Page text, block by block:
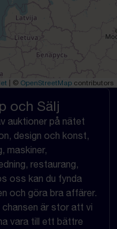
| © OpenStreetMap contributors
och Sälj
auktioner på nätet
design och konst,
maskiner,
restaurang,
oss kan du fynda
och göra bra affärer.
är stor att vi
vara till ett bättre